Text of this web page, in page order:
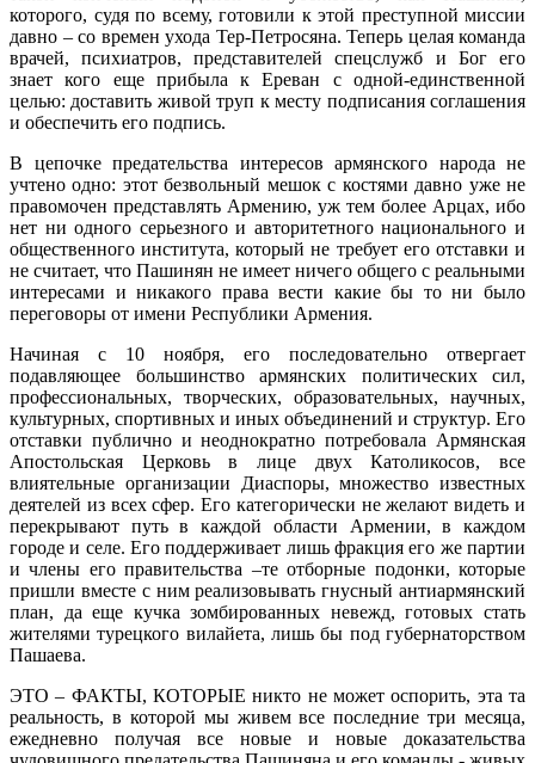
которого, судя по всему, готовили к этой преступной миссии
давно – со времен ухода Тер-Петросяна. Теперь целая команда
врачей, психиатров, представителей спецслужб и Бог его
знает кого еще прибыла к Ереван с одной-единственной
целью: доставить живой труп к месту подписания соглашения
и обеспечить его подпись.
В цепочке предательства интересов армянского народа не
учтено одно: этот безвольный мешок с костями давно уже не
правомочен представлять Армению, уж тем более Арцах, ибо
нет ни одного серьезного и авторитетного национального и
общественного института, который не требует его отставки и
не считает, что Пашинян не имеет ничего общего с реальными
интересами и никакого права вести какие бы то ни было
переговоры от имени Республики Армения.
Начиная с 10 ноября, его последовательно отвергает
подавляющее большинство армянских политических сил,
профессиональных, творческих, образовательных, научных,
культурных, спортивных и иных объединений и структур. Его
отставки публично и неоднократно потребовала Армянская
Апостольская Церковь в лице двух Католикосов, все
влиятельные организации Диаспоры, множество известных
деятелей из всех сфер. Его категорически не желают видеть и
перекрывают путь в каждой области Армении, в каждом
городе и селе. Его поддерживает лишь фракция его же партии
и члены его правительства –те отборные подонки, которые
пришли вместе с ним реализовывать гнусный антиармянский
план, да еще кучка зомбированных невежд, готовых стать
жителями турецкого вилайета, лишь бы под губернаторством
Пашаева.
ЭТО – ФАКТЫ, КОТОРЫЕ никто не может оспорить, эта та
реальность, в которой мы живем все последние три месяца,
ежедневно получая все новые и новые доказательства